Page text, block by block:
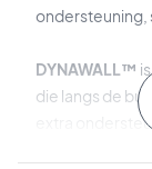
ondersteuning,
DYNAWALL™
die langs de
extra